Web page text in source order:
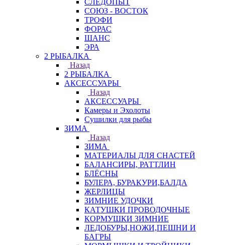
СЛЕДОПЫТ
СОЮЗ - ВОСТОК
ТРОФИ
ФОРАС
ШАНС
ЭРА
2 РЫБАЛКА
Назад
2 РЫБАЛКА
АКСЕССУАРЫ
Назад
АКСЕССУАРЫ
Камеры и Эхолоты
Сушилки для рыбы
ЗИМА
Назад
ЗИМА
МАТЕРИАЛЫ ДЛЯ СНАСТЕЙ
БАЛАНСИРЫ, РАТТЛИН
БЛЁСНЫ
БУЛЕРА, БУРАКУРИ,БАЛДА
ЖЕРЛИЦЫ
ЗИМНИЕ УДОЧКИ
КАТУШКИ ПРОВОДОЧНЫЕ
КОРМУШКИ ЗИМНИЕ
ЛЕДОБУРЫ,НОЖИ,ПЕШНИ И
БАГРЫ